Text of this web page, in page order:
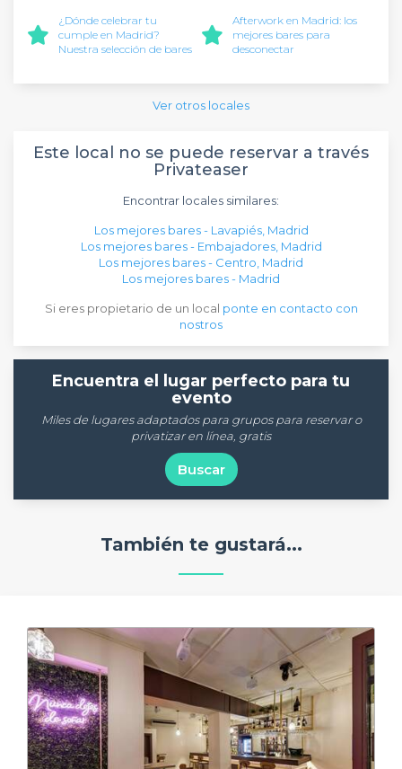
¿Dónde celebrar tu
cumple en Madrid?
Nuestra selección de bares
Afterwork en Madrid: los
mejores bares para
desconectar
Ver otros locales
Este local no se puede reservar a través
Privateaser
Encontrar locales similares:
Los mejores bares - Lavapiés, Madrid
Los mejores bares - Embajadores, Madrid
Los mejores bares - Centro, Madrid
Los mejores bares - Madrid
Si eres propietario de un local ponte en contacto con
nostros
Encuentra el lugar perfecto para tu
evento
Miles de lugares adaptados para grupos para reservar o
privatizar en línea, gratis
Buscar
También te gustará...